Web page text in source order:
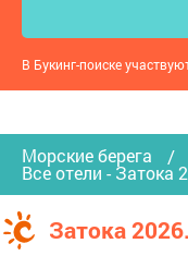
В Букинг-поиске
Морские берега
Все отели - Затока
Затока